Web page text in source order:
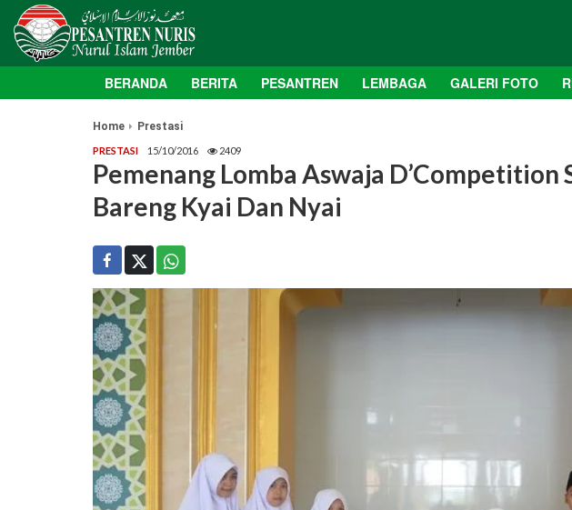
BERANDA BERITA PESANTREN LEMBAGA GALERI FOTO
Home Prestasi
PRESTASI 15/10/2016 2409
Pemenang Lomba Aswaja D’Competition
Bareng Kyai Dan Nyai